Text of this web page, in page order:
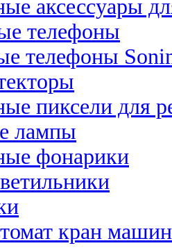
аксессуары
телефоны
телефоны
пиксели для
лампы
фонарики
кран